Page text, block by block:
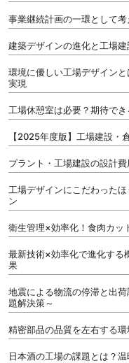
事業継続計画の一環として
建築デザインの進化と工場
環境に優しい工場デザイン
実現
工場休憩室は必要？期待で
【2025年度版】工場建設・
プラント・工場建設の設計
工場デザインにこだわった
ン
衛生管理×効率化！食肉カッ
最新技術×効率化で進化する
果
地震による物流の停滞と出
題解決策～
精密部品の品質を左右する
日本酒の工場の課題とは？